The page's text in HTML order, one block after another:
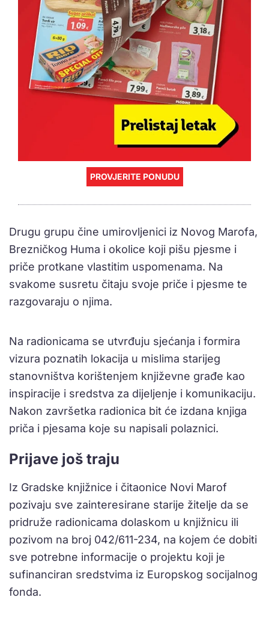
PROVJERITE PONUDU
Drugu grupu čine umirovljenici iz Novog Marofa,
Brezničkog Huma i okolice koji pišu pjesme i
priče protkane vlastitim uspomenama. Na
svakome susretu čitaju svoje priče i pjesme te
razgovaraju o njima.
Na radionicama se utvrđuju sjećanja i formira
vizura poznatih lokacija u mislima starijeg
stanovništva korištenjem književne građe kao
inspiracije i sredstva za dijeljenje i komunikaciju.
Nakon završetka radionica bit će izdana knjiga
priča i pjesama koje su napisali polaznici.
Prijave još traju
Iz Gradske knjižnice i čitaonice Novi Marof
pozivaju sve zainteresirane starije žitelje da se
pridruže radionicama dolaskom u knjižnicu ili
pozivom na broj 042/611-234, na kojem će dobiti
sve potrebne informacije o projektu koji je
sufinanciran sredstvima iz Europskog socijalnog
fonda.